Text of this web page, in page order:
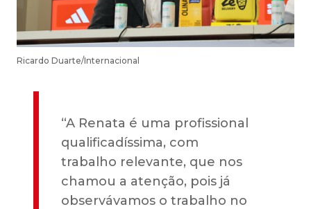
Ricardo Duarte/Internacional
“A Renata é uma profissional
qualificadíssima, com
trabalho relevante, que nos
chamou a atenção, pois já
observávamos o trabalho no